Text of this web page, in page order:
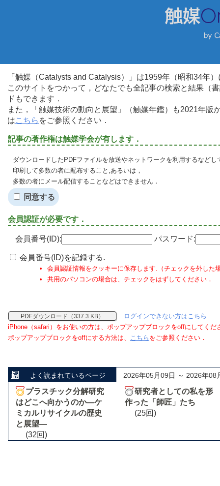
「触媒（Catalysts and Catalysis）」は1959年（昭和34年
このサイトをつかって，どなたでも全記事の検索と結果（
ドもできます．
また，「触媒技術の動向と展望」（触媒年鑑）も2021年
はこちら をご参照ください．
記事の著作権は触媒学会が有します．
ダウンロードしたPDFファイルを放送やネットワークを利用するなど
印刷して多数の者に配布すること,あるいは，
多数の者にメール配信することなどはできません．
同意する
会員認証が必要です．
会員番号(ID): パスワード:
会員番号(ID)を記録する.
会員認証情報をクッキーに保存します.（チェックを外した
共用のパソコンの場合は、チェックをはずしてください．
PDFダウンロード（337.3 KB）
ログインできない方はこちら
iPhone（safari）をお使いの方は、ポップアップブロックをoffにしてくだ
ポップアップブロックをoffにする方法は、 こちら をご参照ください．
よく読まれているページ 2026年05月09日 ～ 2026年08
プラスチック分解研究
はどこへ向かうのか―ケ
ミカルリサイクルの歴史
と展望―
(32回)
研究者としての私を形
作った「師匠」たち
(25回)